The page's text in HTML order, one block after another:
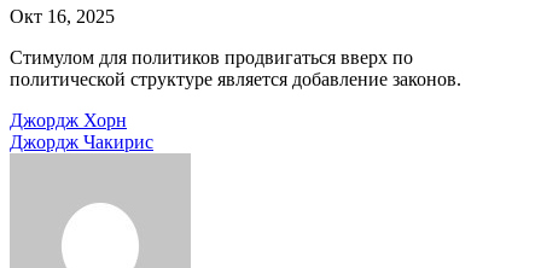
Окт 16, 2025
Стимулом для политиков продвигаться вверх по
политической структуре является добавление законов.
Навигация
по
Джордж Хорн
Джордж Чакирис